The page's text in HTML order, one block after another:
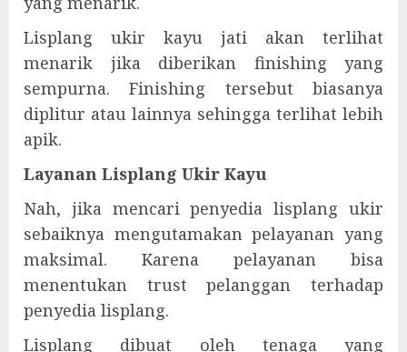
Lisplang ukir kayu jati akan terlihat
menarik jika diberikan finishing yang
sempurna. Finishing tersebut biasanya
diplitur atau lainnya sehingga terlihat lebih
apik.
Layanan Lisplang Ukir Kayu
Nah, jika mencari penyedia lisplang ukir
sebaiknya mengutamakan pelayanan yang
maksimal. Karena pelayanan bisa
menentukan trust pelanggan terhadap
penyedia lisplang.
Lisplang dibuat oleh tenaga yang